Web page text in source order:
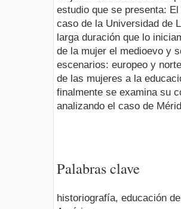
estudio que se presenta:
caso de la Universidad de
larga duración que lo
de la mujer el medioevo y
escenarios: europeo y
de las mujeres a la
finalmente se examina su
analizando el caso de
Palabras clave
historiografía, educación